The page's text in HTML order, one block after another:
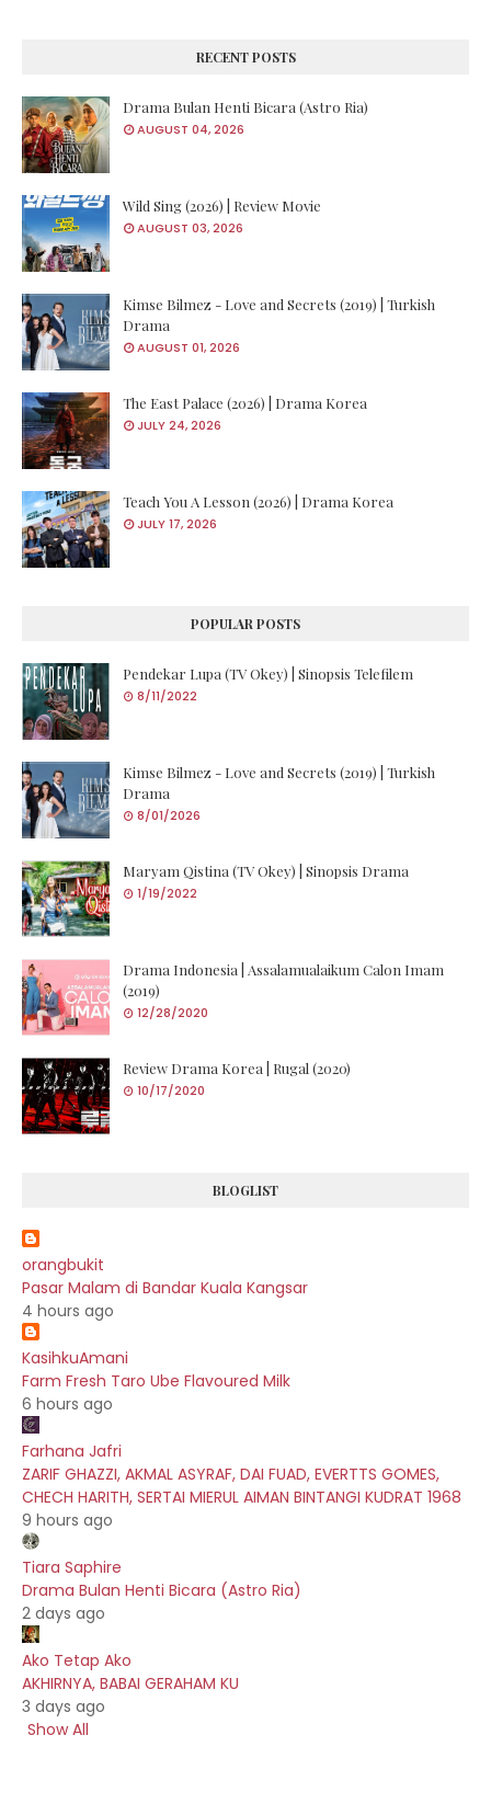
RECENT POSTS
Drama Bulan Henti Bicara (Astro Ria)
AUGUST 04, 2026
Wild Sing (2026) | Review Movie
AUGUST 03, 2026
Kimse Bilmez - Love and Secrets (2019) | Turkish
Drama
AUGUST 01, 2026
The East Palace (2026) | Drama Korea
JULY 24, 2026
Teach You A Lesson (2026) | Drama Korea
JULY 17, 2026
POPULAR POSTS
Pendekar Lupa (TV Okey) | Sinopsis Telefilem
8/11/2022
Kimse Bilmez - Love and Secrets (2019) | Turkish
Drama
8/01/2026
Maryam Qistina (TV Okey) | Sinopsis Drama
1/19/2022
Drama Indonesia | Assalamualaikum Calon Imam
(2019)
12/28/2020
Review Drama Korea | Rugal (2020)
10/17/2020
BLOGLIST
orangbukit
Pasar Malam di Bandar Kuala Kangsar
4 hours ago
KasihkuAmani
Farm Fresh Taro Ube Flavoured Milk
6 hours ago
Farhana Jafri
ZARIF GHAZZI, AKMAL ASYRAF, DAI FUAD, EVERTTS GOMES,
CHECH HARITH, SERTAI MIERUL AIMAN BINTANGI KUDRAT 1968
9 hours ago
Tiara Saphire
Drama Bulan Henti Bicara (Astro Ria)
2 days ago
Ako Tetap Ako
AKHIRNYA, BABAI GERAHAM KU
3 days ago
Show All